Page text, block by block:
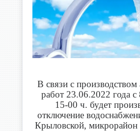
В связи с
работ 23.06.2022 года
15-00 ч. будет
отключение
Крыловской, микрорайон